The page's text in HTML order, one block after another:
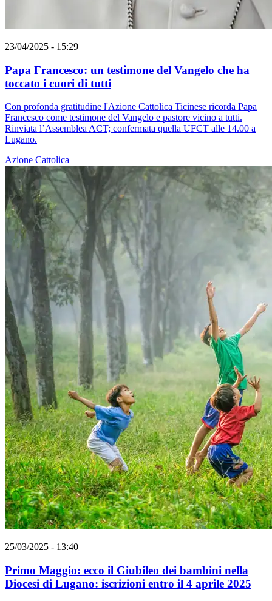
23/04/2025 - 15:29
Papa Francesco: un testimone del Vangelo che ha
toccato i cuori di tutti
Con profonda gratitudine l'Azione Cattolica Ticinese ricorda Papa
Francesco come testimone del Vangelo e pastore vicino a tutti.
Rinviata l’Assemblea ACT; confermata quella UFCT alle 14.00 a
Lugano.
Azione Cattolica
25/03/2025 - 13:40
Primo Maggio: ecco il Giubileo dei bambini nella
Diocesi di Lugano: iscrizioni entro il 4 aprile 2025